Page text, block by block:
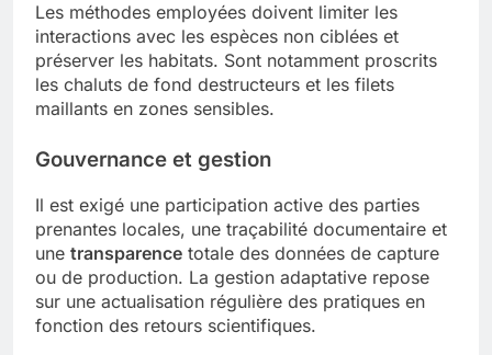
Les méthodes employées doivent limiter les
interactions avec les espèces non ciblées et
préserver les habitats. Sont notamment proscrits
les chaluts de fond destructeurs et les filets
maillants en zones sensibles.
Gouvernance et gestion
Il est exigé une participation active des parties
prenantes locales, une traçabilité documentaire et
une transparence totale des données de capture
ou de production. La gestion adaptative repose
sur une actualisation régulière des pratiques en
fonction des retours scientifiques.